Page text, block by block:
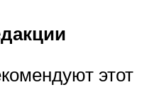
этот